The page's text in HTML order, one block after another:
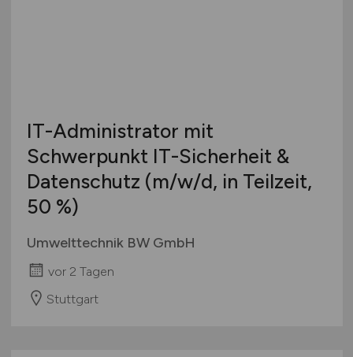
IT-Administrator mit
Schwerpunkt IT-Sicherheit &
Datenschutz (m/w/d, in Teilzeit,
50 %)
Umwelttechnik BW GmbH
vor 2 Tagen
Stuttgart